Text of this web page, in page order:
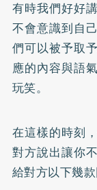
有時我們好好
不會意識到自
們可以被予取
應的內容與語
玩笑。
在這樣的時刻
對方說出讓你
給對方以下幾款